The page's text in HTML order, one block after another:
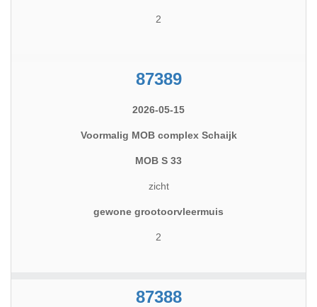
2
87389
2026-05-15
Voormalig MOB complex Schaijk
MOB S 33
zicht
gewone grootoorvleermuis
2
87388